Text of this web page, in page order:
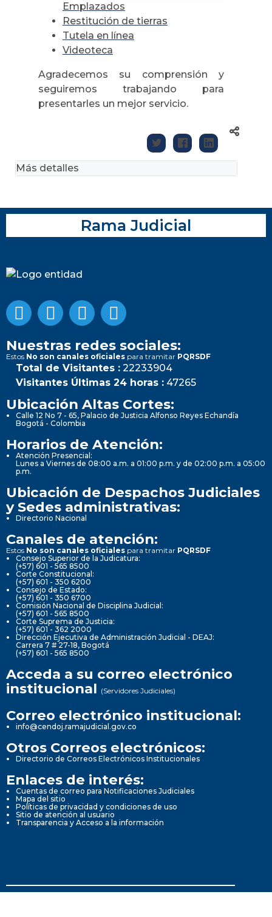
Emplazados
Restitución de tierras
Tutela en línea
Videoteca
Agradecemos su comprensión y
seguiremos trabajando para
presentarles un mejor servicio.
Más detalles
Rama Judicial
Nuestras redes sociales:
Estos No son canales oficiales para tramitar PQRSDF
Total de Visitantes : 22233904
Visitantes Últimas 24 horas : 47265
Ubicación Altas Cortes:
Calle 12 No 7 - 65, Palacio de Justicia Alfonso Reyes Echandía
Bogotá - Colombia
Horarios de Atención:
Atención Presencial:
Lunes a Viernes de 08:00 a.m. a 01:00 p.m. y de 02:00 p.m. a 05:00
p.m.
Ubicación de Despachos Judiciales
y Sedes administrativas:
Directorio Nacional
Canales de atención:
Estos No son canales oficiales para tramitar PQRSDF
Consejo Superior de la Judicatura:
(+57) 601 - 565 8500
Corte Constitucional:
(+57) 601 - 350 6200
Consejo de Estado:
(+57) 601 - 350 6700
Comisión Nacional de Disciplina Judicial:
(+57) 601 - 565 8500
Corte Suprema de Justicia:
(+57) 601 - 362 2000
Dirección Ejecutiva de Administración Judicial - DEAJ:
Carrera 7 # 27-18, Bogotá
(+57) 601 - 565 8500
Acceda a su correo electrónico
institucional (Servidores Judiciales)
Correo electrónico institucional:
info@cendoj.ramajudicial.gov.co
Otros Correos electrónicos:
Directorio de Correos Electrónicos Institucionales
Enlaces de interés:
Cuentas de correo para Notificaciones Judiciales
Mapa del sitio
Políticas de privacidad y condiciones de uso
Sitio de atención al usuario
Transparencia y Acceso a la información